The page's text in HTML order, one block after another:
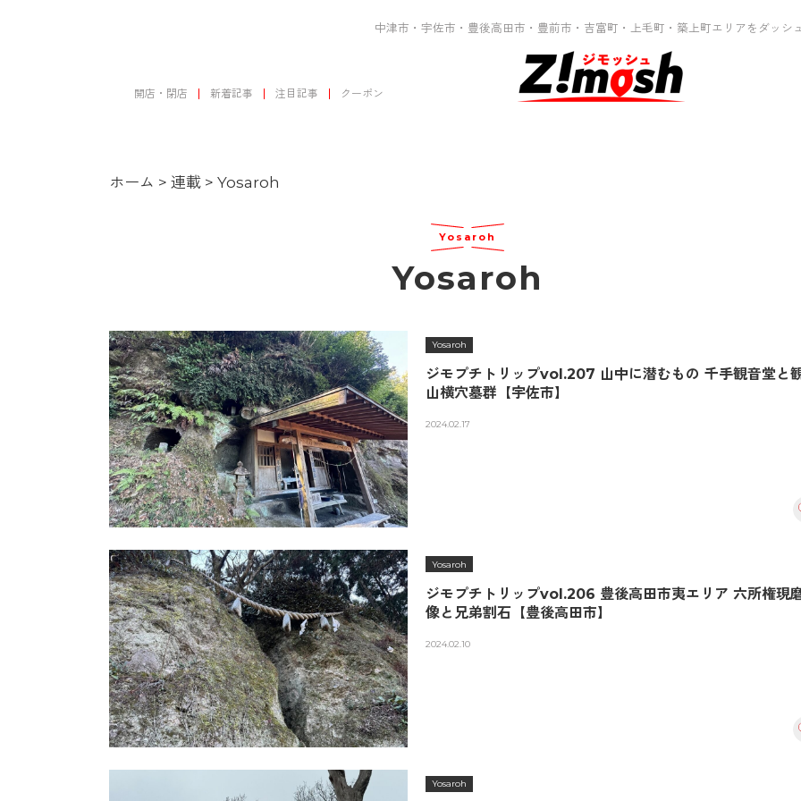
中津市・宇佐市・豊後高田市・豊前市・吉富町・上毛町・築上町エリアをダッシ
開店・閉店 新着記事 注目記事 クーポン
ホーム > 連載 > Yosaroh
Yosaroh
Yosaroh
Yosaroh
ジモプチトリップvol.207 山中に潜むもの 千手観音堂と
山横穴墓群【宇佐市】
2024.02.17
Yosaroh
ジモプチトリップvol.206 豊後高田市夷エリア 六所権現
像と兄弟割石【豊後高田市】
2024.02.10
Yosaroh